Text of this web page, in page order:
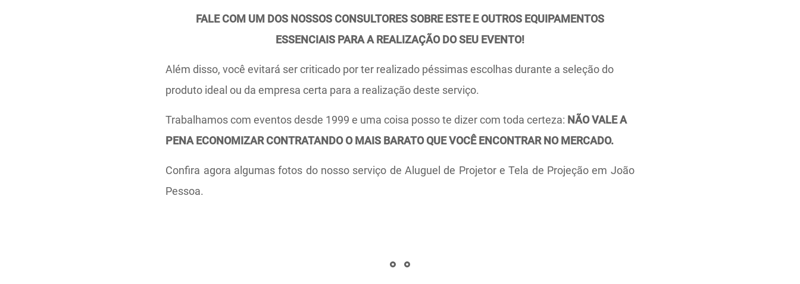
FALE COM UM DOS NOSSOS CONSULTORES SOBRE ESTE E OUTROS EQUIPAMENTOS
ESSENCIAIS PARA A REALIZAÇÃO DO SEU EVENTO!
Além disso, você evitará ser criticado por ter realizado péssimas escolhas durante a seleção do
produto ideal ou da empresa certa para a realização deste serviço.
Trabalhamos com eventos desde 1999 e uma coisa posso te dizer com toda certeza: NÃO VALE A
PENA ECONOMIZAR CONTRATANDO O MAIS BARATO QUE VOCÊ ENCONTRAR NO MERCADO.
Confira agora algumas fotos do nosso serviço de Aluguel de Projetor e Tela de Projeção em João
Pessoa.